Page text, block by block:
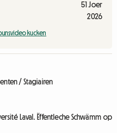
51 Joer
2026
kucken
/ Stagiairen
Laval. Ëffentleche Schwämm op